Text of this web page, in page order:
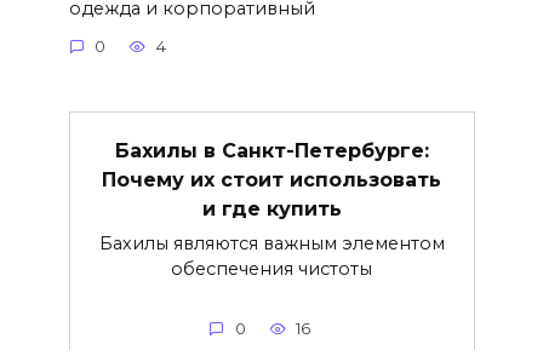
одежда и корпоративный
0 4
Бахилы в Санкт-Петербурге:
Почему их стоит использовать
и где купить
Бахилы являются важным элементом
обеспечения чистоты
0 16